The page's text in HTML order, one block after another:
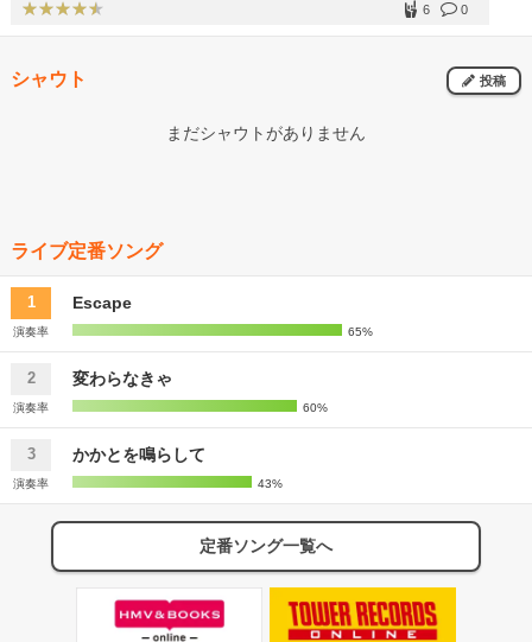
な変化を魅せる。前者で印象的だったのは「waveびーと」。お祭り
からアコースティックライブのセトリには入ってこないと思ってい
た。それがまさかJAZZ風アレンジにしてくるとは！妖麗なワインレ
なコールを敢えて低音で抑えるなど、12年めのアイドル「だからこ
も、バイオリン(6億円のストラディバリウス！)を加えた「ウソ」
は、バイオリンの音だけでこれまでとは違った奥行きの深さを感じ
た。もちろん彼女たちの歌声は6億円のバイオリンに負けていない。
要するに「1人2億円の歌声」ということだ。 長く広島で活動し、上
京してきたのがもう５年近く前。なかなか思うような結果を残せない
中、彼女たちが最初に東京で結果を出した「アイドルお宝くじ お宝
カヴァーしNIGHT」での優勝。後半のコーナー、冬の曲カヴァーメ
ような出来だった。カヴァー曲をまるで自分たちの持ち歌であるかの
中、ダンスが封じられても歌声だけでベストの状態にチューニングし
てきた。 ちょっと上手くて年期入ってるアイドルだからアコーステ
ィックやってみました、というようなアコースティックライブではな
い。それこそ今年のまなみのりさはいわゆる勝負ワンマンを東京で2
本、彼女たちの地元広島でも2本の計4本やっているが、それらをも
凌駕した今年のまなみのりさベストライブと言って良いと思う。
訪問し実現した事 これはファンや企業さん達にも大変響いたと感じ
ます。 その結果コラボ商品の売り切れ続出！早い商品はお客さんが
ますよね！ 小さなお子様や初めての方でもゆっくり楽しませる為の
心遣いにより会場内は椅子が160程設置され 荷物を沢山置けたので良
い対応だったと思います。 1曲目は今日一日HAPPYにしましょう！
とのMCでTwinkling Loveからのスタート 初めて観られたので大満足
してＥＤ 詳しく覚えてないのです すみませんm(_ _)m で、本編が終
少はありましたがちょっと違うかなと感じました。ここまでがライブ
で特典会へ 私が経験した中(3回)では一番の長さでしたね！ファンの
方は全員って言っても良い程みんな並んでましたねー 最高の笑顔と
(初)握手で次回の再会の約束。 1週間前からのコラボ商品の発表の時
点でもう感動でしたがライブの最後の最後まで感動的なライブになっ
たと思います！ さすがまみりさんですね*ˊᵕˋ*
0
6
シャウト 投稿
まだシャウトがありません
ライブ定番ソング
1 Escape
演奏率 65%
2 変わらなきゃ
演奏率 60%
3 かかとを鳴らして
演奏率 43%
定番ソング一覧へ